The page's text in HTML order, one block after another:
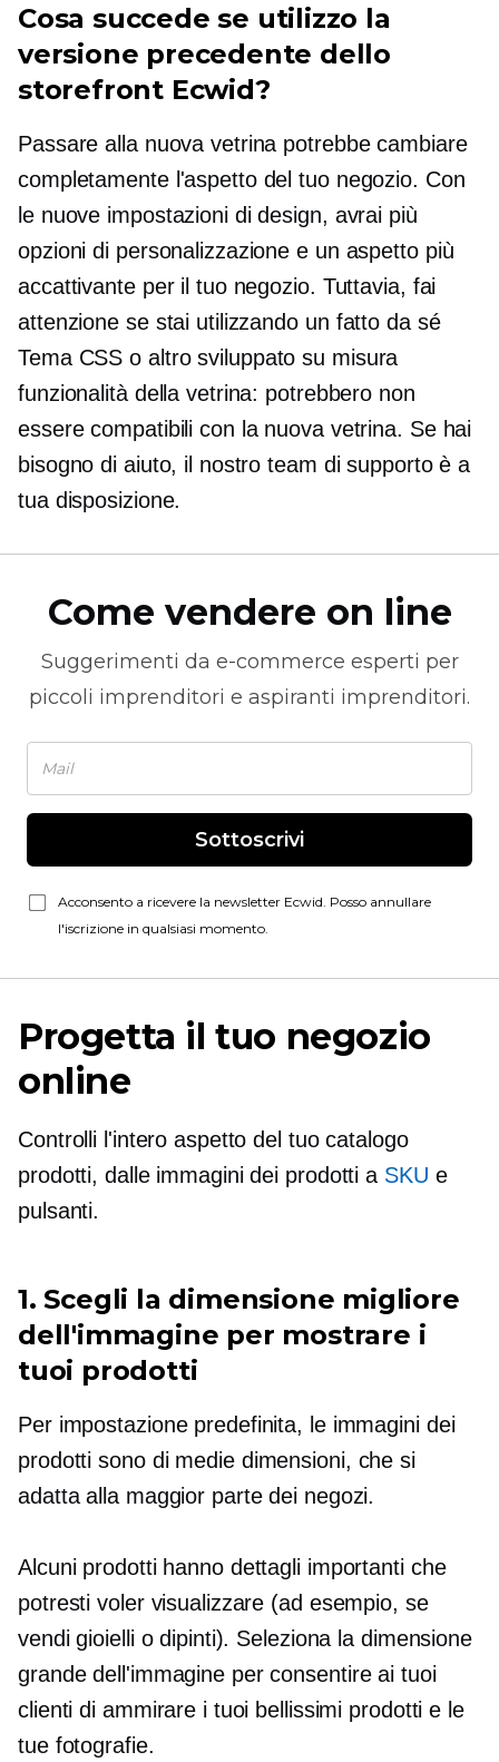
Cosa succede se utilizzo la
versione precedente dello
storefront Ecwid?
Passare alla nuova vetrina potrebbe cambiare
completamente l'aspetto del tuo negozio. Con
le nuove impostazioni di design, avrai più
opzioni di personalizzazione e un aspetto più
accattivante per il tuo negozio. Tuttavia, fai
attenzione se stai utilizzando un fatto da sé
Tema CSS o altrosviluppato su misura
funzionalità della vetrina: potrebbero non
essere compatibili con la nuova vetrina. Se hai
bisogno di aiuto, il nostro team di supporto è a
tua disposizione.
Come vendere on line
Suggerimenti da e-commerce esperti per
piccoli imprenditori e aspiranti imprenditori.
Sottoscrivi
Acconsento a ricevere la newsletter Ecwid. Posso annullare
l'iscrizione in qualsiasi momento.
Progetta il tuo negozio
online
Controlli l'intero aspetto del tuo catalogo
prodotti, dalle immagini dei prodotti a SKU e
pulsanti.
1. Scegli la dimensione migliore
dell'immagine per mostrare i
tuoi prodotti
Per impostazione predefinita, le immagini dei
prodotti sono di medie dimensioni, che si
adatta alla maggior parte dei negozi.
Alcuni prodotti hanno dettagli importanti che
potresti voler visualizzare (ad esempio, se
vendi gioielli o dipinti). Seleziona la dimensione
grande dell'immagine per consentire ai tuoi
clienti di ammirare i tuoi bellissimi prodotti e le
tue fotografie.